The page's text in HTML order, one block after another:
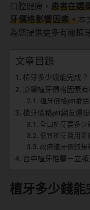
口腔健康， 患者在選
牙價格影響因素。本
為您提供更多有關植
文章目錄
植牙多少錢能完成？
影響植牙價格因素有
植牙價格ptt鄉
植牙價格ptt網友還想
全口植牙要多少
便宜植牙費用靠
政府植牙價錢規
台中植牙推薦－立
植牙多少錢能